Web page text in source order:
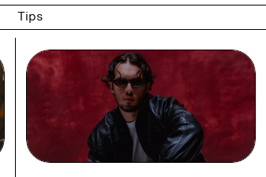
Tips